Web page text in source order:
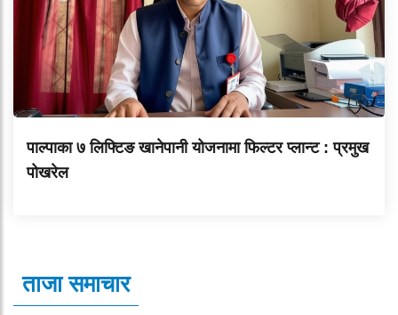
पाल्पाका ७ लिफ्टिङ खानेपानी योजनामा फिल्टर प्लान्ट : प्रमुख
पोखरेल
ताजा समाचार